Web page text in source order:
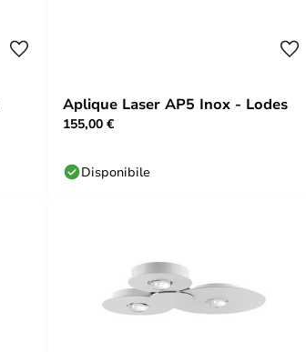
Aplique Laser AP5 Inox - Lodes
155,00 €
Disponibile